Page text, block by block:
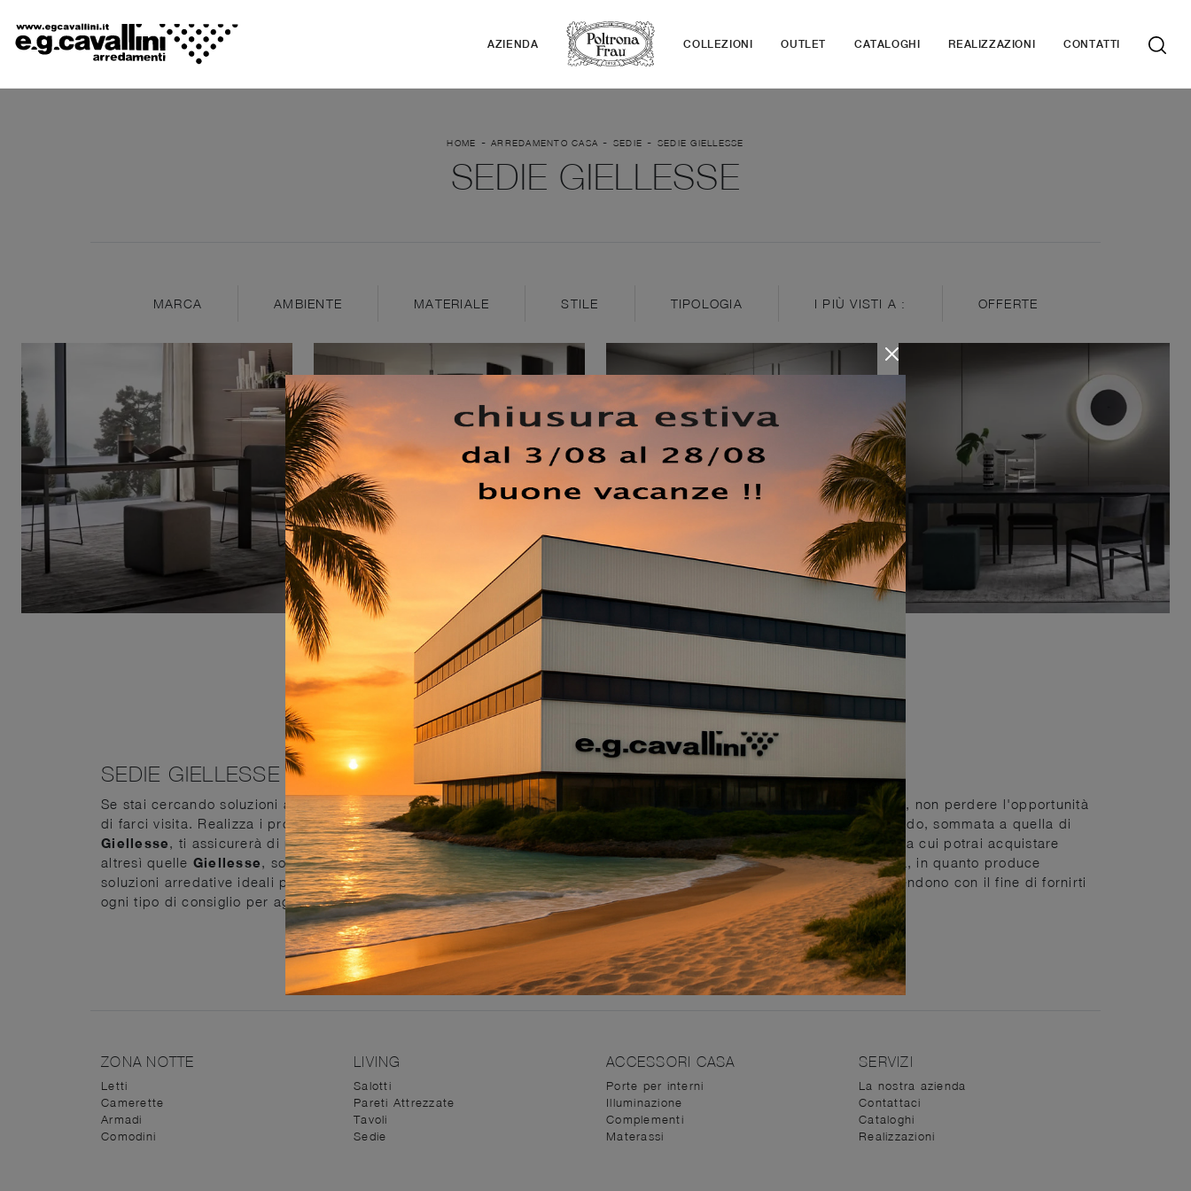
AZIENDA COLLEZIONI OUTLET CATALOGHI REALIZZAZIONI CONTATTI
HOME -ARREDAMENTO CASA - SEDIE - SEDIE GIELLESSE
SEDIE GIELLESSE
MARCA AMBIENTE MATERIALE STILE TIPOLOGIA I PIÙ VISTI A : OFFERTE
SEDIE GIELLESSE
Se stai cercando soluzioni arredative che coniugano ergonomia e sicurezza, ma che rispecchino il tuo gusto personale, non perdere l'opportunità
di farci visita. Realizza i progetti dei tuoi sogni insieme a noi e la nostra pluriennale professionalità nel campo dell'arredo, sommata a quella di
Giellesse, ti assicurerà di progettare al meglio gli spazi indoor. Le soluzioni arredative di Sedie
dei migliori marchi, tra cui potrai acquistare
altresì quelle Giellesse, sono a disposizione in showroom. La marca Giellesse lavora sempre al servizio della clientela, in quanto produce
soluzioni arredative ideali per creare ilmood dei tuoi sogni e offrire materiali di qualità. I nostri interior designers ti attendono con il fine di fornirti
ogni tipo di consiglio per aggiornarti riguardo l'evoluzione del design in fatto di Sedie.
ZONA NOTTE
Letti
Camerette
Armadi
Comodini
LIVING
Salotti
Pareti Attrezzate
Tavoli
Sedie
ACCESSORI CASA
Porte per interni
Illuminazione
Complementi
Materassi
SERVIZI
La nostra azienda
Contattaci
Cataloghi
Realizzazioni